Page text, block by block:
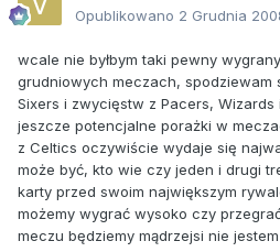
Opublikowano 2 Grudnia
wcale nie byłbym taki pewny
grudniowych meczach, spodziewam
Sixers i zwycięstw z Pacers, Wizards
jeszcze potencjalne porażki w
z Celtics oczywiście wydaje się
może być, kto wie czy jeden i drugi
karty przed swoim największym
możemy wygrać wysoko czy
meczu będziemy mądrzejsi nie